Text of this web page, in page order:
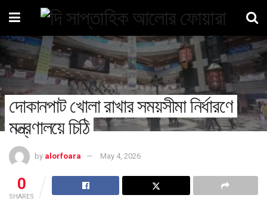
দোকানপাট খোলা রাখার সময়সীমা নির্ধারণে
মন্ত্রণালয়ে চিঠি
by alorfoara May 4, 2026
0
SHARES